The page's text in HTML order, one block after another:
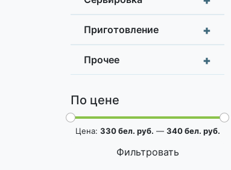
+
Приготовление
+
Прочее
По цене
Фильтровать
Цена: 330 бел. руб. — 340 бел. руб.